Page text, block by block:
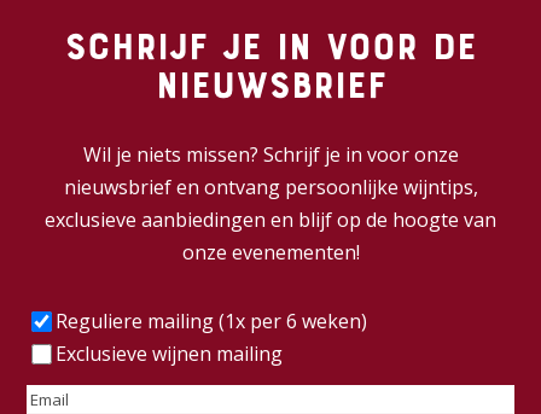
Schrijf je in voor de
nieuwsbrief
Wil je niets missen? Schrijf je in voor onze
nieuwsbrief en ontvang persoonlijke wijntips,
exclusieve aanbiedingen en blijf op de hoogte van
onze evenementen!
Frequentie(Vereist)
Reguliere mailing (1x per 6 weken)
Exclusieve wijnen mailing
E-